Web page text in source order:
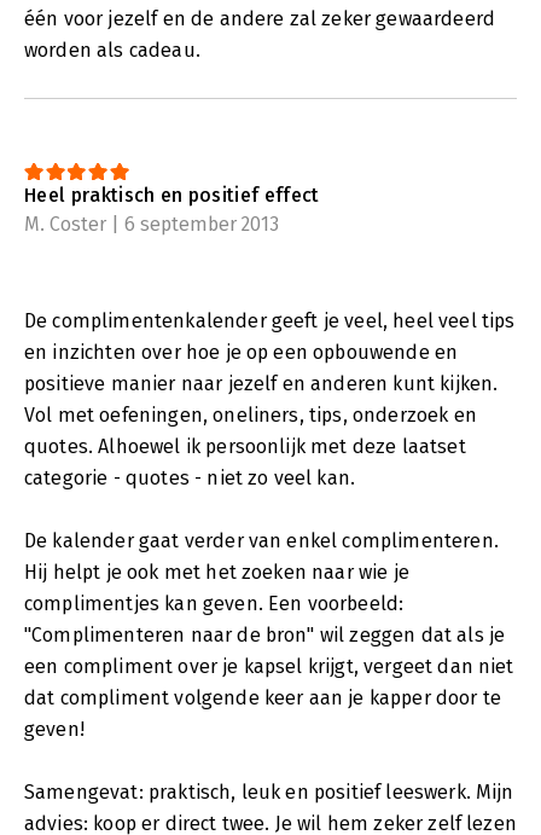
één voor jezelf en de andere zal zeker gewaardeerd
worden als cadeau.
Heel praktisch en positief effect
M. Coster | 6 september 2013
De complimentenkalender geeft je veel, heel veel tips
en inzichten over hoe je op een opbouwende en
positieve manier naar jezelf en anderen kunt kijken.
Vol met oefeningen, oneliners, tips, onderzoek en
quotes. Alhoewel ik persoonlijk met deze laatset
categorie - quotes - niet zo veel kan.
De kalender gaat verder van enkel complimenteren.
Hij helpt je ook met het zoeken naar wie je
complimentjes kan geven. Een voorbeeld:
"Complimenteren naar de bron" wil zeggen dat als je
een compliment over je kapsel krijgt, vergeet dan niet
dat compliment volgende keer aan je kapper door te
geven!
Samengevat: praktisch, leuk en positief leeswerk. Mijn
advies: koop er direct twee. Je wil hem zeker zelf lezen